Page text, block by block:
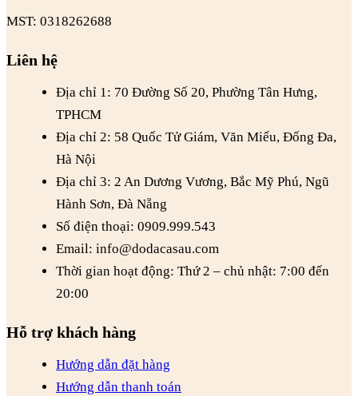
MST: 0318262688
Liên hệ
Địa chỉ 1: 70 Đường Số 20, Phường Tân Hưng,
TPHCM
Địa chỉ 2: 58 Quốc Tử Giám, Văn Miếu, Đống Đa,
Hà Nội
Địa chỉ 3: 2 An Dương Vương, Bắc Mỹ Phú, Ngũ
Hành Sơn, Đà Nẵng
Số điện thoại: 0909.999.543
Email: info@dodacasau.com
Thời gian hoạt động: Thứ 2 – chủ nhật: 7:00 đến
20:00
Hỗ trợ khách hàng
Hướng dẫn đặt hàng
Hướng dẫn thanh toán